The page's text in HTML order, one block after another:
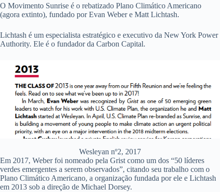
O Movimento Sunrise é o rebatizado Plano Climático Americano
(agora extinto), fundado por Evan Weber e Matt Lichtash.
Lichtash é um especialista estratégico e executivo da New York Power
Authority. Ele é o fundador da Carbon Capital.
Wesleyan nº2, 2017
Em 2017, Weber foi nomeado pela Grist como um dos “50 líderes
verdes emergentes a serem observados”, citando seu trabalho com o
Plano Climático Americano, a organização fundada por ele e Lichtash
em 2013 sob a direção de Michael Dorsey.